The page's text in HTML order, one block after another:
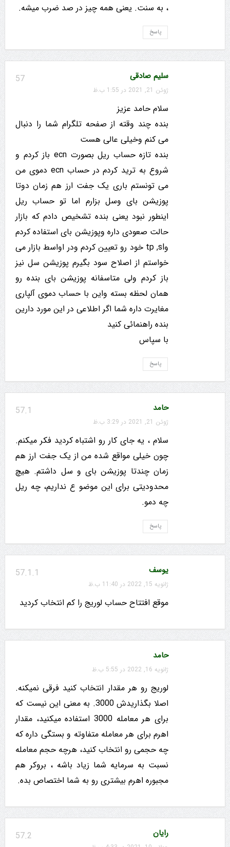
، به سنت. یعنی همه چیز در صد ضرب میشه.
پاسخ
57 سلیم صادقی
ژوئن 21, 2021 در 1:55 ب.ظ
سلام حامد عزیز
بنده چند وقته از صفحه تلگرام شما را دنبال
می کنم وخیلی عالی هست
بنده تازه حساب ریل بصورت ecn باز کردم و
شروع به ترید کردم در حساب ecn دموی من
می تونستم باری یک جفت ارز هم زمان دوتا
پوزیشن بای وسل بزارم اما تو حساب ریل
اینطور نبود یعنی بنده تشخیص دادم که بازار
حالت صعودی داره وپوزیشن بای استفاده کردم
وtp ,sl خود رو تعیین کردم ودر اواسط بازار می
خواستم از اصلاح سود بگیرم پوزیشن سل نیز
باز کردم ولی متاسفانه پوزیشن بای بنده رو
همان لحظه بسته واین با حساب دموی آلپاری
مغایرت داره شما اگر اطلاعی در این مورد دارین
بنده راهنمائی کنید
با سپاس
پاسخ
57.1 حامد
ژوئن 21, 2021 در 3:29 ب.ظ
سلام ، یه جای کار رو اشتباه کردید فکر میکنم.
چون خیلی مواقع شده من از یک جفت ارز هم
زمان چندتا پوزیشن بای و سل داشتم. هیچ
محدودیتی برای این موضو ع نداریم، چه ریل
چه دمو.
پاسخ
57.1.1 یوسف
ژانویه 15, 2022 در 11:40 ب.ظ
موقع افتتاح حساب لوریج را کم انتخاب کردید
حامد
ژانویه 16, 2022 در 5:55 ب.ظ
لوریج رو هر مقدار انتخاب کنید فرقی نمیکنه.
اصلا بگذاریدش 3000. به معنی این نیست که
برای هر معامله 3000 استفاده میکنید، مقدار
اهرم برای هر معامله متفاوته و بستگی داره که
چه حجمی رو انتخاب کنید، هرچه حجم معامله
نسبت به سرمایه شما زیاد باشه ، بروکر هم
مجبوره اهرم بیشتری رو به شما اختصاص بده.
57.2 رایان